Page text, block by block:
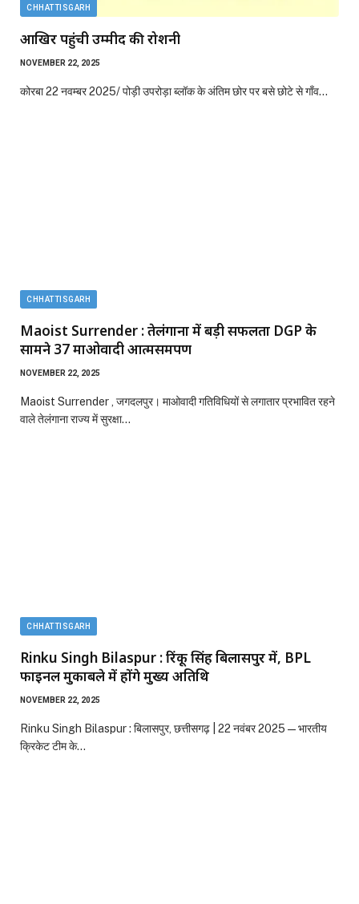
CHHATTISGARH
आखिर पहुंची उम्मीद की रोशनी
NOVEMBER 22, 2025
कोरबा 22 नवम्बर 2025/ पोड़ी उपरोड़ा ब्लॉक के अंतिम छोर पर बसे छोटे से गाँव…
CHHATTISGARH
Maoist Surrender : तेलंगाना में बड़ी सफलता DGP के
सामने 37 माओवादी आत्मसमर्पण
NOVEMBER 22, 2025
Maoist Surrender , जगदलपुर। माओवादी गतिविधियों से लगातार प्रभावित रहने
वाले तेलंगाना राज्य में सुरक्षा…
CHHATTISGARH
Rinku Singh Bilaspur : रिंकू सिंह बिलासपुर में, BPL
फाइनल मुकाबले में होंगे मुख्य अतिथि
NOVEMBER 22, 2025
Rinku Singh Bilaspur : बिलासपुर, छत्तीसगढ़ | 22 नवंबर 2025 — भारतीय
क्रिकेट टीम के…